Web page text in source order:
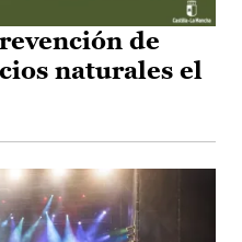
de
naturales el